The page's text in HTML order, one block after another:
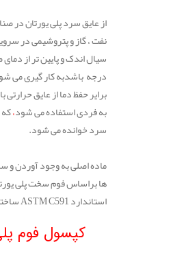
از عایق سرد پلی یورتان در
نفت ، گاز و پتروشیمی در
سیال اندک و پایین تر از
درجه باشدبه کار گیری می
برایر حفظ دما از عایق
به فردی استفاده می شود،
سرد خوانده می شود.
ماده اصلی به وجود آوردن و
ها براساس فوم سخت پلی
استاندارد ASTM C591 ساخته می شود.
کپسول فوم